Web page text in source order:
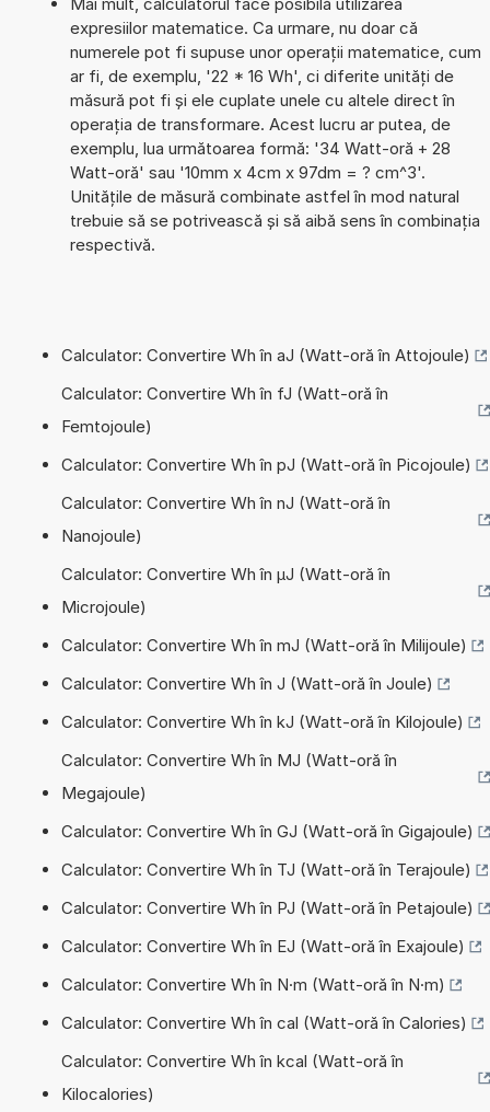
expresiilor matematice. Ca urmare, nu doar că
numerele pot fi supuse unor operații matematice, cum
ar fi, de exemplu, '22 * 16 Wh', ci diferite unități de
măsură pot fi și ele cuplate unele cu altele direct în
operația de transformare. Acest lucru ar putea, de
exemplu, lua următoarea formă: '34 Watt-oră + 28
Watt-oră' sau '10mm x 4cm x 97dm = ? cm^3'.
Unitățile de măsură combinate astfel în mod natural
trebuie să se potrivească și să aibă sens în combinația
respectivă.
Calculator: Convertire Wh în aJ (Watt-oră în Attojoule)
Calculator: Convertire Wh în fJ (Watt-oră în
Femtojoule)
Calculator: Convertire Wh în pJ (Watt-oră în Picojoule)
Calculator: Convertire Wh în nJ (Watt-oră în
Nanojoule)
Calculator: Convertire Wh în µJ (Watt-oră în
Microjoule)
Calculator: Convertire Wh în mJ (Watt-oră în Milijoule)
Calculator: Convertire Wh în J (Watt-oră în Joule)
Calculator: Convertire Wh în kJ (Watt-oră în Kilojoule)
Calculator: Convertire Wh în MJ (Watt-oră în
Megajoule)
Calculator: Convertire Wh în GJ (Watt-oră în Gigajoule)
Calculator: Convertire Wh în TJ (Watt-oră în Terajoule)
Calculator: Convertire Wh în PJ (Watt-oră în Petajoule)
Calculator: Convertire Wh în EJ (Watt-oră în Exajoule)
Calculator: Convertire Wh în N·m (Watt-oră în N·m)
Calculator: Convertire Wh în cal (Watt-oră în Calories)
Calculator: Convertire Wh în kcal (Watt-oră în
Kilocalories)